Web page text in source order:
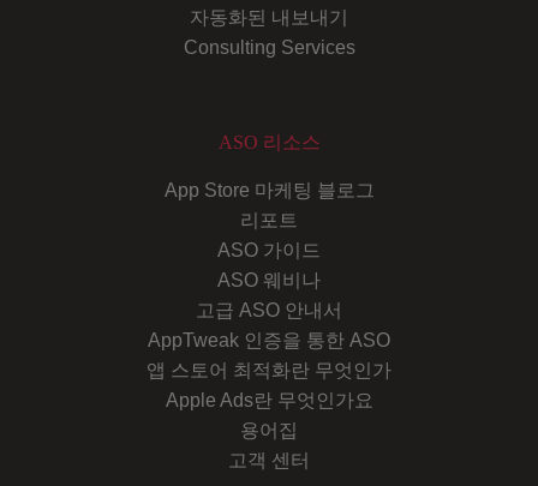
자동화된 내보내기
Consulting Services
ASO 리소스
App Store 마케팅 블로그
리포트
ASO 가이드
ASO 웨비나
고급 ASO 안내서
AppTweak 인증을 통한 ASO
앱 스토어 최적화란 무엇인가
Apple Ads란 무엇인가요
용어집
고객 센터